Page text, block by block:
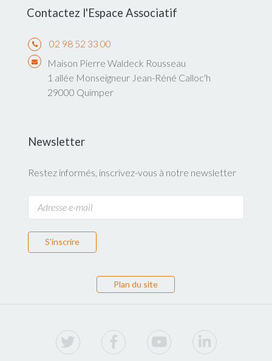
Contactez l'Espace Associatif
02 98 52 33 00
Maison Pierre Waldeck Rousseau
1 allée Monseigneur Jean-Réné Calloc'h
29000 Quimper
Newsletter
Restez informés, inscrivez-vous à notre newsletter
S'inscrire
Plan du site